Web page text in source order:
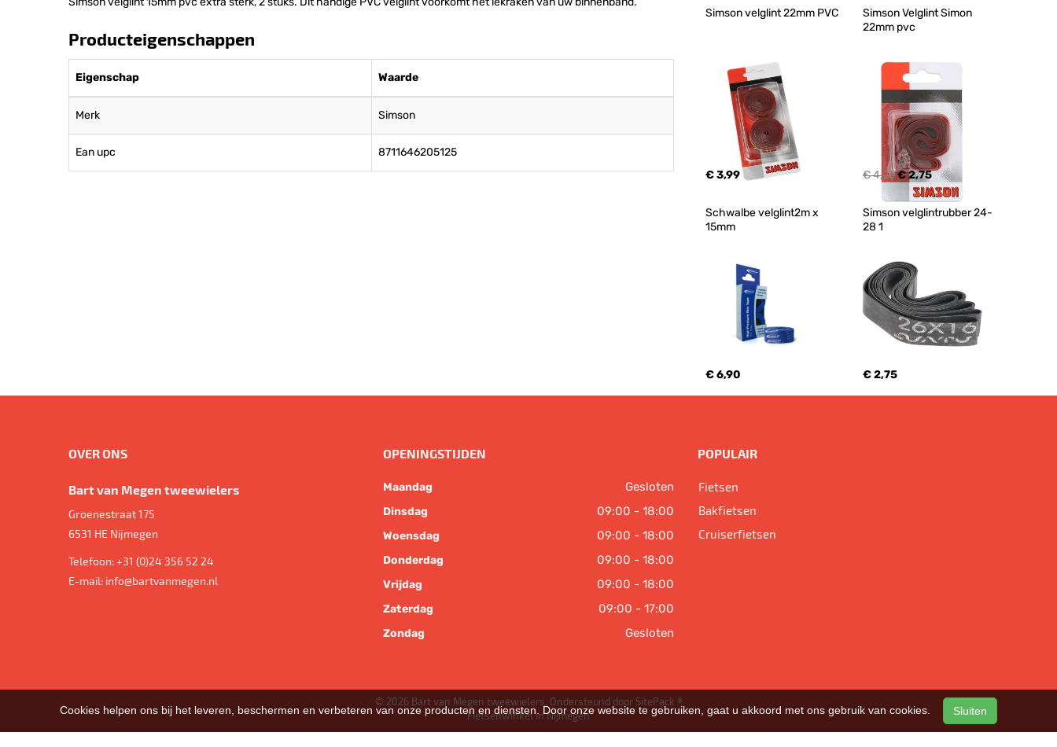
Producteigenschappen
Eigenschap Waarde
Merk Simson
Ean upc 8711646205125
Simson velglint 22mm PVC
€ 3,99
Simson Velglint Simon
22mm pvc
€ 4,25€ 2,75
Schwalbe velglint2m x
15mm
€ 6,90
Simson velglintrubber 24-
28 1
€ 2,75
OVER ONS
Bart van Megen tweewielers
Groenestraat 175
6531 HE Nijmegen
Telefoon:+31 (0)24 356 52 24
E-mail: info@bartvanmegen.nl
OPENINGSTIJDEN
Maandag Gesloten
Dinsdag 09:00 - 18:00
Woensdag 09:00 - 18:00
Donderdag 09:00 - 18:00
Vrijdag 09:00 - 18:00
Zaterdag 09:00 - 17:00
Zondag Gesloten
POPULAIR
Fietsen
Bakfietsen
Cruiserfietsen
© 2026 Bart van Megen tweewielers. Ondersteund door SitePack ®
Fietsenwinkel in Nijmegen
Cookies helpen ons bij het leveren, beschermen en verbeteren van onze producten en diensten. Door onze website te gebruiken, gaat u akkoord met ons gebruik van cookies. Sluiten